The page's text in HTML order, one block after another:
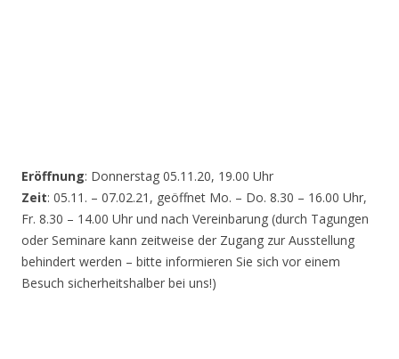
Eröffnung: Donnerstag 05.11.20, 19.00 Uhr
Zeit: 05.11. – 07.02.21, geöffnet Mo. – Do. 8.30 – 16.00 Uhr,
Fr. 8.30 – 14.00 Uhr und nach Vereinbarung (durch Tagungen
oder Seminare kann zeitweise der Zugang zur Ausstellung
behindert werden – bitte informieren Sie sich vor einem
Besuch sicherheitshalber bei uns!)